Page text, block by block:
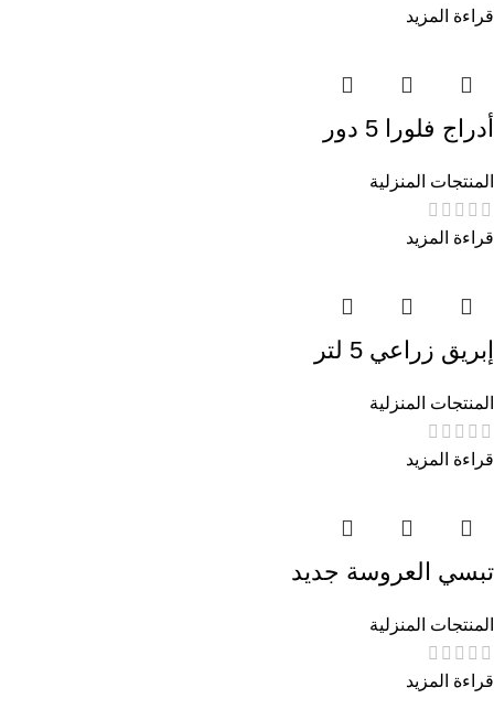
قراءة المزيد
أدراج فلورا 5 دور
المنتجات المنزلية
قراءة المزيد
إبريق زراعي 5 لتر
المنتجات المنزلية
قراءة المزيد
تبسي العروسة جديد
المنتجات المنزلية
قراءة المزيد